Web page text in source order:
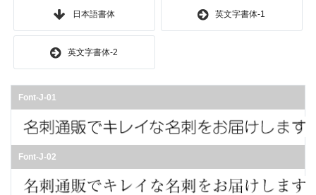
日本語書体 英文字書体-1
英文字書体-2
Font-J-01
Font-J-02